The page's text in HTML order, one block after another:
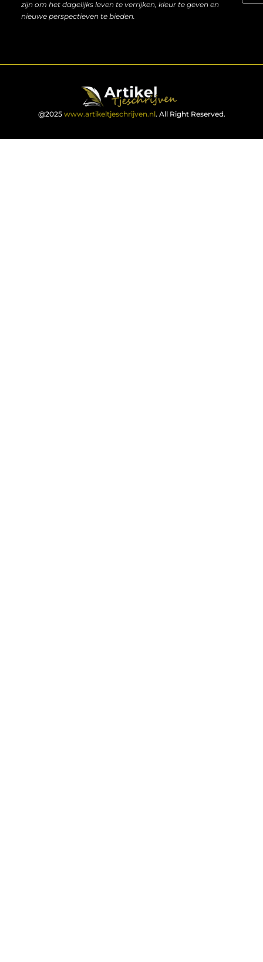
zijn om het dagelijks leven te verrijken, kleur te geven en
nieuwe perspectieven te bieden.
@2025 www.artikeltjeschrijven.nl. All Right Reserved.